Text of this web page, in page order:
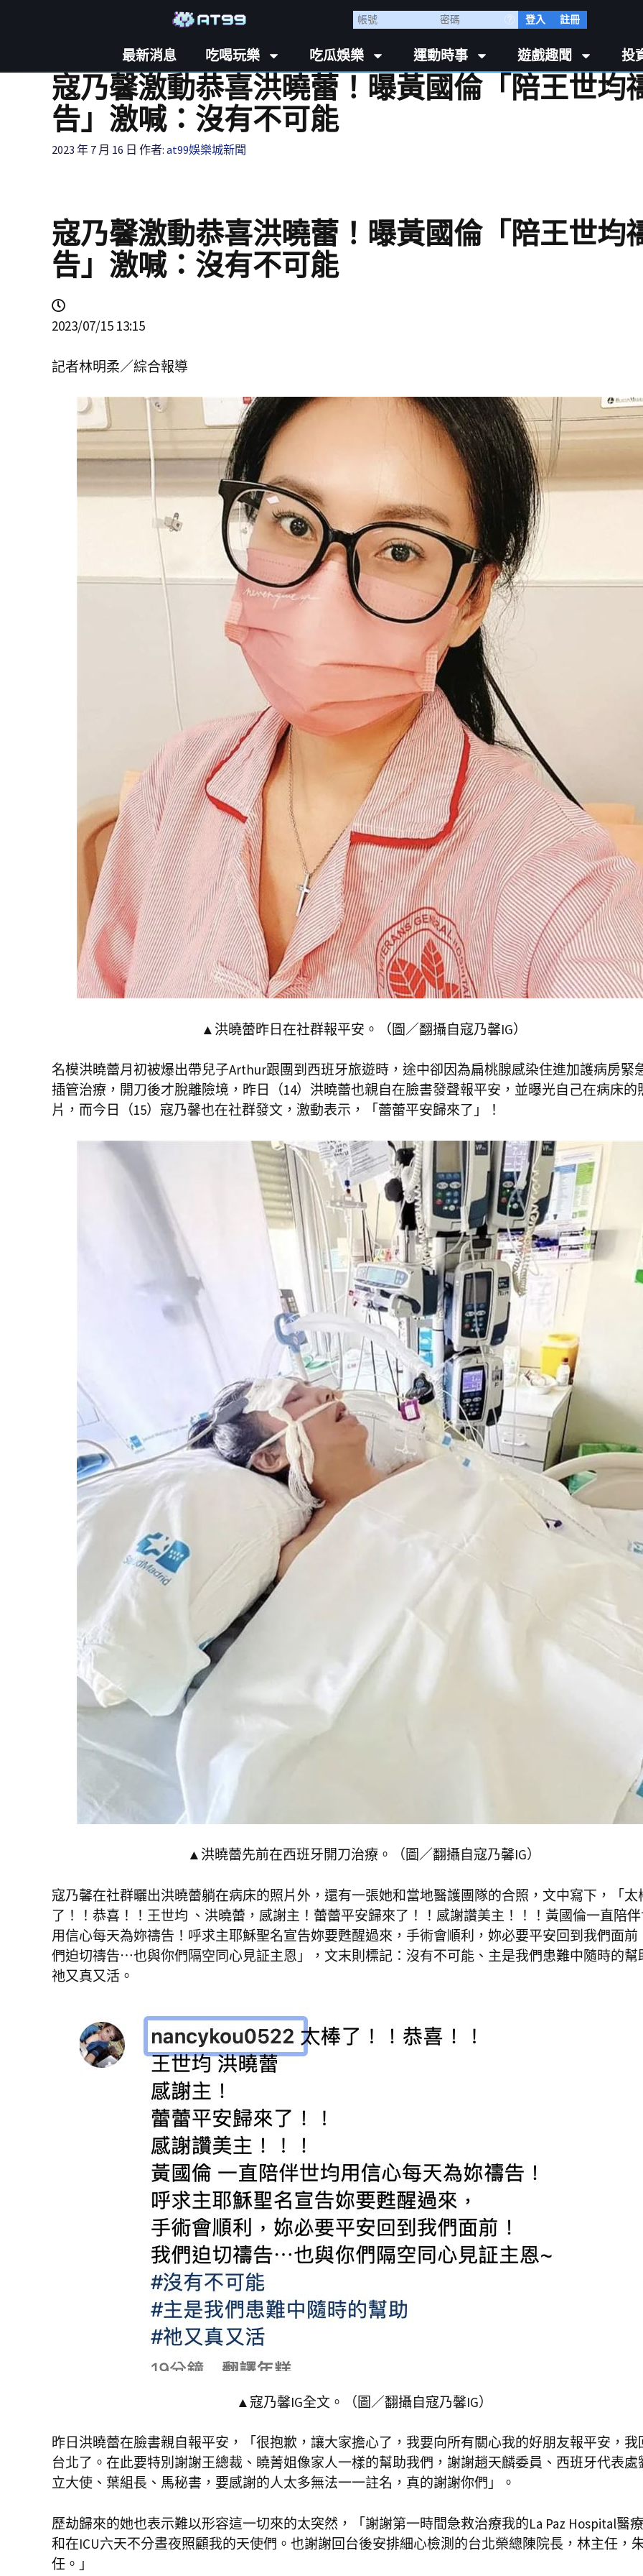
登入 註冊
最新消息 吃喝玩樂 吃瓜娛樂 運動時事 遊戲趣聞 投
寇乃馨激動恭喜洪曉蕾！曝黃國倫「陪王世均
告」激喊：沒有不可能
2023 年 7 月 16 日 作者: at99娛樂城新聞
寇乃馨激動恭喜洪曉蕾！曝黃國倫「陪王世均
告」激喊：沒有不可能
2023/07/15 13:15
記者林明柔／綜合報導
▲洪曉蕾昨日在社群報平安。（圖／翻攝自寇乃馨IG）
名模洪曉蕾月初被爆出帶兒子Arthur跟團到西班牙旅遊時，途中卻因為扁桃腺感染住進加護病房緊
插管治療，開刀後才脫離險境，昨日（14）洪曉蕾也親自在臉書發聲報平安，並曝光自己在病床的
片，而今日（15）寇乃馨也在社群發文，激動表示，「蕾蕾平安歸來了」！
▲洪曉蕾先前在西班牙開刀治療。（圖／翻攝自寇乃馨IG）
寇乃馨在社群曬出洪曉蕾躺在病床的照片外，還有一張她和當地醫護團隊的合照，文中寫下，「太
了！！恭喜！！王世均 、洪曉蕾，感謝主！蕾蕾平安歸來了！！感謝讚美主！！！黃國倫一直陪
用信心每天為妳禱告！呼求主耶穌聖名宣告妳要甦醒過來，手術會順利，妳必要平安回到我們面前
們迫切禱告⋯也與你們隔空同心見証主恩」，文末則標記：沒有不可能、主是我們患難中隨時的幫
祂又真又活。
▲寇乃馨IG全文。（圖／翻攝自寇乃馨IG）
昨日洪曉蕾在臉書親自報平安，「很抱歉，讓大家擔心了，我要向所有關心我的好朋友報平安，我
台北了。在此要特別謝謝王總裁、䁱菁姐像家人一樣的幫助我們，謝謝趙天麟委員、西班牙代表處
立大使、葉組長、馬秘書，要感謝的人太多無法一一註名，真的謝謝你們」。
歷劫歸來的她也表示難以形容這一切來的太突然，「謝謝第一時間急救治療我的La Paz Hospital醫
和在ICU六天不分晝夜照顧我的天使們。也謝謝回台後安排細心檢測的台北榮總陳院長，林主任，
任。」